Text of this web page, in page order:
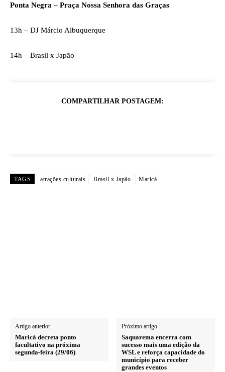
Ponta Negra – Praça Nossa Senhora das Graças
13h – DJ Márcio Albuquerque
14h – Brasil x Japão
COMPARTILHAR POSTAGEM:
TAGS atrações culturais Brasil x Japão Maricá
Artigo anterior
Maricá decreta ponto
facultativo na próxima
segunda-feira (29/06)
Próximo artigo
Saquarema encerra com
sucesso mais uma edição da
WSL e reforça capacidade do
município para receber
grandes eventos